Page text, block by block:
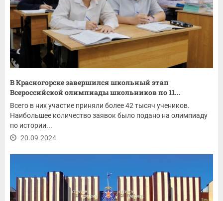
В Красногорске завершился школьный этап
Всероссийской олимпиады школьников по 11...
Всего в них участие приняли более 42 тысяч учеников.
Наибольшее количество заявок было подано на олимпиаду
по истории...
20.09.2024